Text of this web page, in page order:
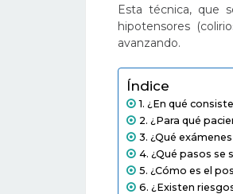
Esta técnica, que
hipotensores
avanzando.
Índice
¿En qué
¿Para qué
¿Qué
¿Qué pasos se
¿Cómo es el
¿Existen